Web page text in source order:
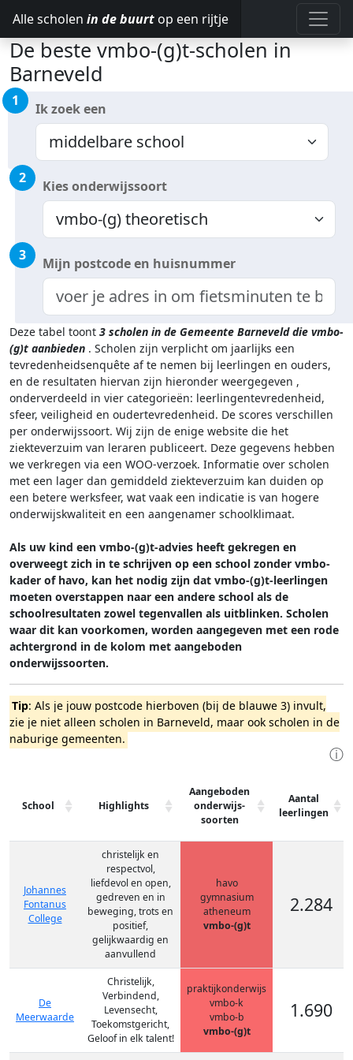
Alle scholen in de buurt op een rijtje
De beste vmbo-(g)t-scholen in
Barneveld
1 Ik zoek een
2 Kies onderwijssoort
3 Mijn postcode en huisnummer
Deze tabel toont 3 scholen in de Gemeente Barneveld die vmbo-
(g)t aanbieden . Scholen zijn verplicht om jaarlijks een
tevredenheidsenquête af te nemen bij leerlingen en ouders,
en de resultaten hiervan zijn hieronder weergegeven ,
onderverdeeld in vier categorieën: leerlingentevredenheid,
sfeer, veiligheid en oudertevredenheid. De scores verschillen
per onderwijssoort. Wij zijn de enige website die het
ziekteverzuim van leraren publiceert. Deze gegevens hebben
we verkregen via een WOO-verzoek. Informatie over scholen
met een lager dan gemiddeld ziekteverzuim kan duiden op
een betere werksfeer, wat vaak een indicatie is van hogere
onderwijskwaliteit en een aangenamer schoolklimaat.
Als uw kind een vmbo-(g)t-advies heeft gekregen en
overweegt zich in te schrijven op een school zonder vmbo-
kader of havo, kan het nodig zijn dat vmbo-(g)t-leerlingen
moeten overstappen naar een andere school als de
schoolresultaten zowel tegenvallen als uitblinken. Scholen
waar dit kan voorkomen, worden aangegeven met een rode
achtergrond in de kolom met aangeboden
onderwijssoorten.
Tip: Als je jouw postcode hierboven (bij de blauwe 3) invult,
zie je niet alleen scholen in Barneveld, maar ook scholen in de
naburige gemeenten.
ⓘ
School Highlights
Aangeboden
onderwijs-
soorten
Aantal
leerlingen
Johannes
Fontanus
College
christelijk en
respectvol,
liefdevol en open,
gedreven en in
beweging, trots en
positief,
gelijkwaardig en
aanvullend
havo
gymnasium
atheneum
vmbo-(g)t
2.284
De
Meerwaarde
Christelijk,
Verbindend,
Levensecht,
Toekomstgericht,
Geloof in elk talent!
praktijkonderwijs
vmbo-k
vmbo-b
vmbo-(g)t
1.690